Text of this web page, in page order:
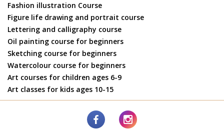
Fashion illustration Course
Figure life drawing and portrait course
Lettering and calligraphy course
Oil painting course for beginners
Sketching course for beginners
Watercolour course for beginners
Art courses for children ages 6-9
Art classes for kids ages 10-15